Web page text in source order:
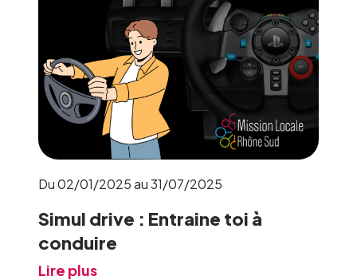
Du 02/01/2025 au 31/07/2025
Simul drive : Entraine toi à
conduire
Lire plus